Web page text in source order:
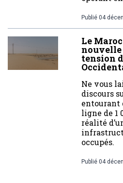
Publié 04
Le
tension
Ne vous
discours
entourant
ligne de 1
réalité
occupés.
Publié 04